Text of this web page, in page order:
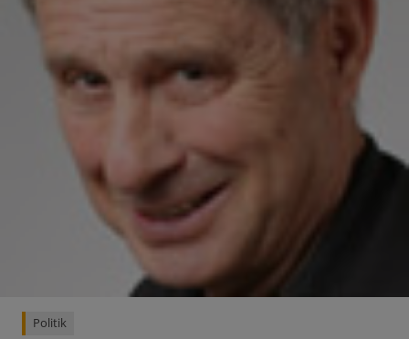
Politik